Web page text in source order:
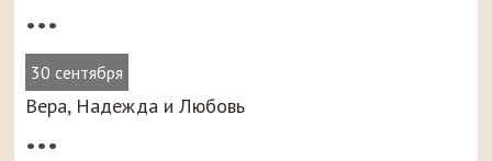
•••
30 сентября
Вера, Надежда и Любовь
•••